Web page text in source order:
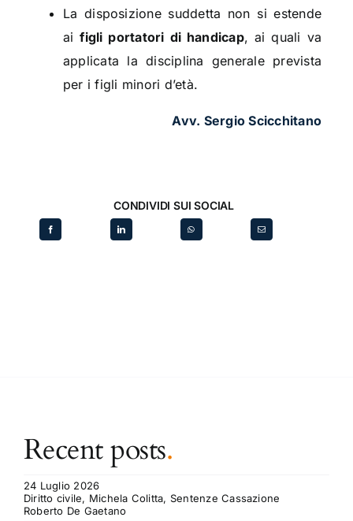
La disposizione suddetta non si estende
aifigli portatori di handicap, ai quali va
applicata la disciplina generale prevista
per i figli minori d’età.
Avv. Sergio Scicchitano
CONDIVIDI SUI SOCIAL
Recent posts.
24 Luglio 2026
Diritto civile, Michela Colitta, Sentenze Cassazione
Roberto De Gaetano